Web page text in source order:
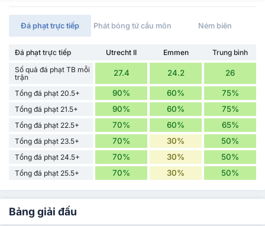
Đá phạt trực tiếp Phát bóng từ cầu môn Ném biên
Đá phạt trực tiếp Utrecht II Emmen
Trung bình
Số quả đá phạt TB mỗi
trận
27.4 24.2 26
Tổng đá phạt 20.5+ 90% 60% 75%
Tổng đá phạt 21.5+ 90% 60% 75%
Tổng đá phạt 22.5+ 70% 60% 65%
Tổng đá phạt 23.5+ 70% 30% 50%
Tổng đá phạt 24.5+ 70% 30% 50%
Tổng đá phạt 25.5+ 70% 30% 50%
Bảng giải đấu